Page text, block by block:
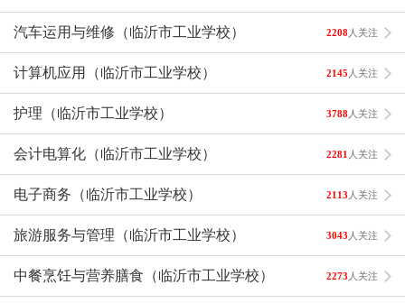
汽车运用与维修（临沂市工业学校） 2208 人关注
计算机应用（临沂市工业学校） 2145 人关注
护理（临沂市工业学校） 3788 人关注
会计电算化（临沂市工业学校） 2281 人关注
电子商务（临沂市工业学校） 2113 人关注
旅游服务与管理（临沂市工业学校） 3043 人关注
中餐烹饪与营养膳食（临沂市工业学校） 2273 人关注